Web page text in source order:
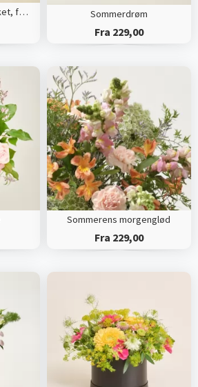
Floristens kreative buket, farverige nuancer Sommerdrøm
Fra 229,00
Sommerens morgenglød
Fra 229,00